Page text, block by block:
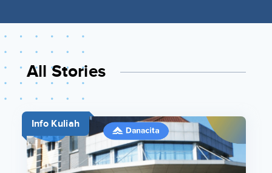
All Stories
Info Kuliah